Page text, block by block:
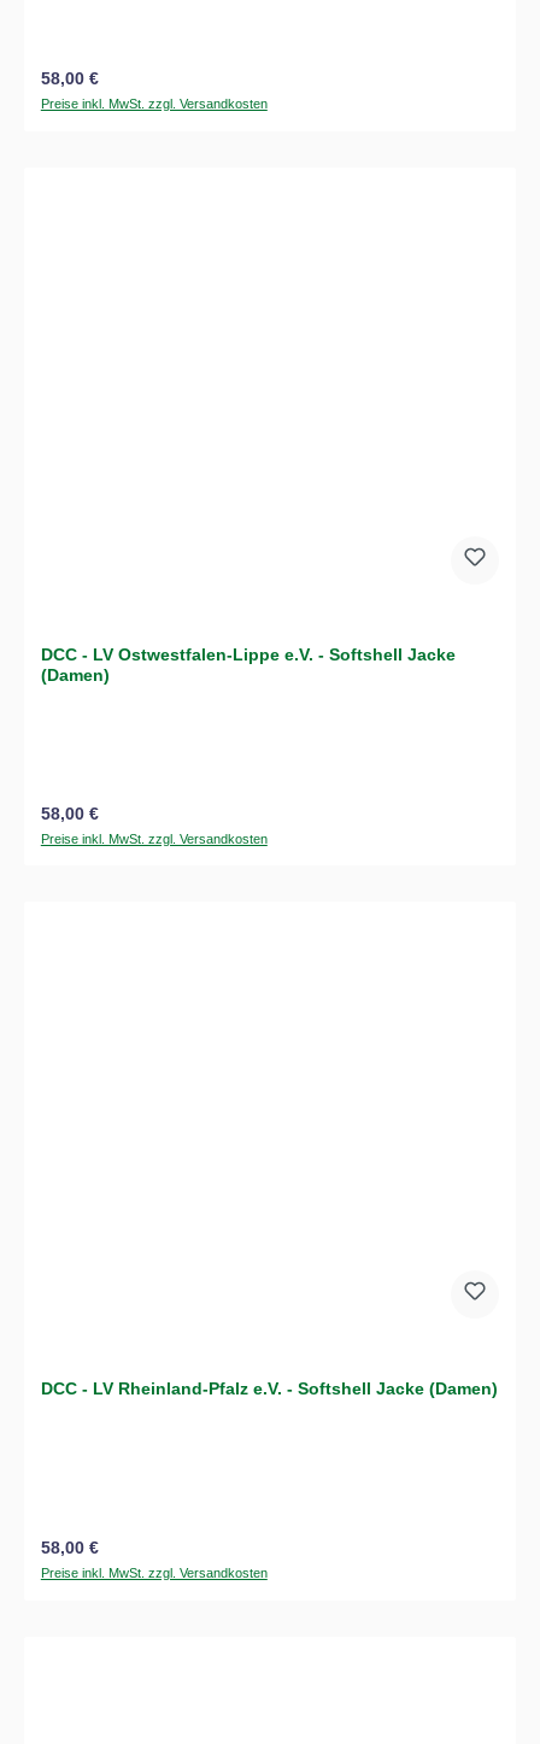
Regulärer Preis:
58,00 €
Preise inkl. MwSt. zzgl. Versandkosten
DCC - LV Ostwestfalen-Lippe e.V. - Softshell Jacke
(Damen)
Regulärer Preis:
58,00 €
Preise inkl. MwSt. zzgl. Versandkosten
DCC - LV Rheinland-Pfalz e.V. - Softshell Jacke (Damen)
Regulärer Preis:
58,00 €
Preise inkl. MwSt. zzgl. Versandkosten